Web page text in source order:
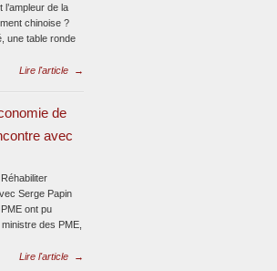
de la
chinoise ?
une table ronde
Lire l'article
→
de
avec
Serge Papin
ont pu
des PME,
Lire l'article
→